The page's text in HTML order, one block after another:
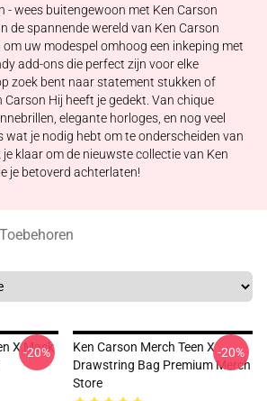
- wees buitengewoon met Ken Carson
de spannende wereld van Ken Carson
uw modespel omhoog een inkeping met
add-ons die perfect zijn voor elke
zoek bent naar statement stukken of
Carson Hij heeft je gedekt. Van chique
elegante horloges, en nog veel
wat je nodig hebt om te onderscheiden van
klaar om de nieuwste collectie van Ken
je betoverd achterlaten!
X Mask
-20%
Ken Carson Merch Teen X
Drawstring Bag Premium Merch
Store
-20%